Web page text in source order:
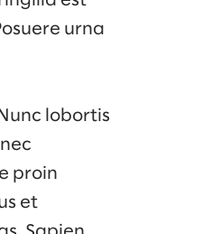
urna
lobortis
proin
et